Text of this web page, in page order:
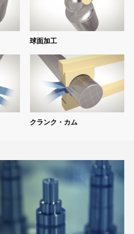
球面加工
クランク・カム